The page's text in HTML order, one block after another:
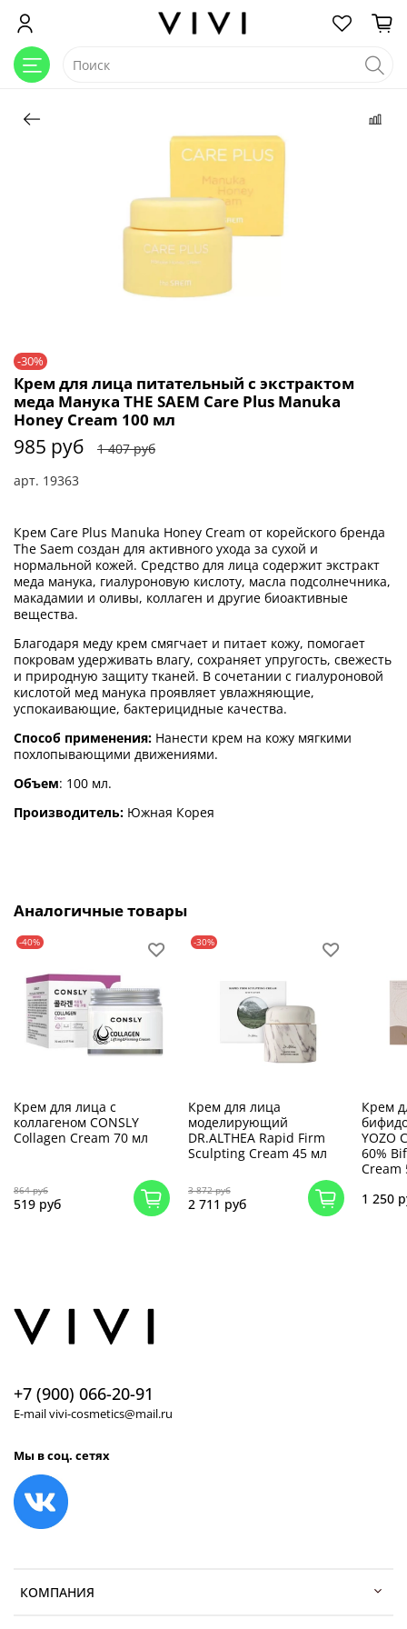
-30%
арт. 19363
Крем для лица питательный с экстрактом
меда Манука THE SAEM Care Plus Manuka
Honey Cream 100 мл
985 руб 1 407 руб
Крем Care Plus Manuka Honey Cream от корейского бренда
The Saem создан для активного ухода за сухой и
нормальной кожей. Средство для лица содержит экстракт
меда манука, гиалуроновую кислоту, масла подсолнечника,
макадамии и оливы, коллаген и другие биоактивные
вещества.
Благодаря меду крем смягчает и питает кожу, помогает
покровам удерживать влагу, сохраняет упругость, свежесть
и природную защиту тканей. В сочетании с гиалуроновой
кислотой мед манука проявляет увлажняющие,
успокаивающие, бактерицидные качества.
Способ применения: Нанести крем на кожу мягкими
похлопывающими движениями.
Объем: 100 мл.
Производитель: Южная Корея
Аналогичные товары
-40%
Крем для лица с
коллагеном CONSLY
Collagen Cream 70 мл
864 руб
519 руб
-30%
Крем для лица
моделирующий
DR.ALTHEA Rapid Firm
Sculpting Cream 45 мл
3 872 руб
2 711 руб
Крем
YOZO
60%
Cream
1 250
КОМПАНИЯ
+7 (900) 066-20-91
E-mail vivi-cosmetics@mail.ru
Мы в соц. сетях